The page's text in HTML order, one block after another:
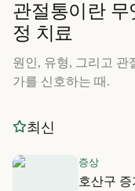
관절통이란 무
정 치료
원인, 유형, 그리고 관
가를 신호하는 때.
최신
증상
호산구